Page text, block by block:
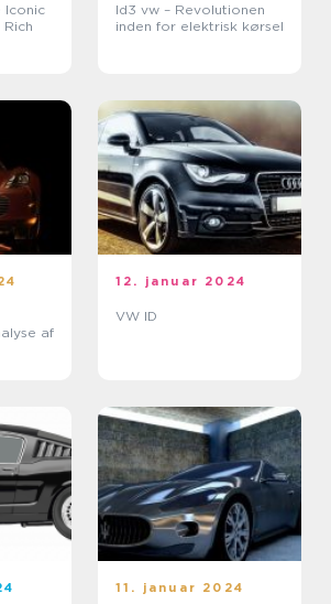
Iconic
Id3 vw – Revolutionen
inden for elektrisk kørsel
af
12. januar 2024
VW ID
11. januar 2024